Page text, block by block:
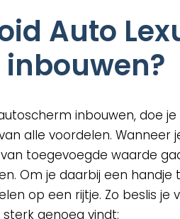
Auto
inbouwen, doe
alle voordelen. Wanneer
toegevoegde waarde
Om je daarbij een handje
op een rijtje. Zo beslis je
genoeg vindt: